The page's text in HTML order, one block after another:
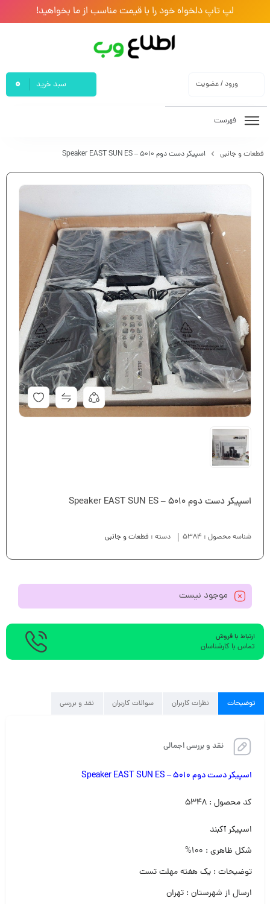
لپ تاپ دلخواه خود را با قیمت مناسب از ما بخواهید!
ورود / عضویت سبد خرید 0
فهرست
قطعات و جانبی اسپیکر دست دوم Speaker EAST SUN ES – 5010
اسپیکر دست دوم Speaker EAST SUN ES – 5010
شناسه محصول : 5384 دسته : قطعات و جانبی
موجود نیست
ارتباط با فروش
تماس با کارشناسان
توضیحات نظرات کاربران سوالات کاربران نقد و بررسی
نقد و بررسی اجمالی
اسپیکر دست دوم Speaker EAST SUN ES – 5010
کد محصول : ۵۳۴۸
اسپیکر آکبند
شکل ظاهری : ۱۰۰%
توضیحات : یک هفته مهلت تست
ارسال از شهرستان : تهران